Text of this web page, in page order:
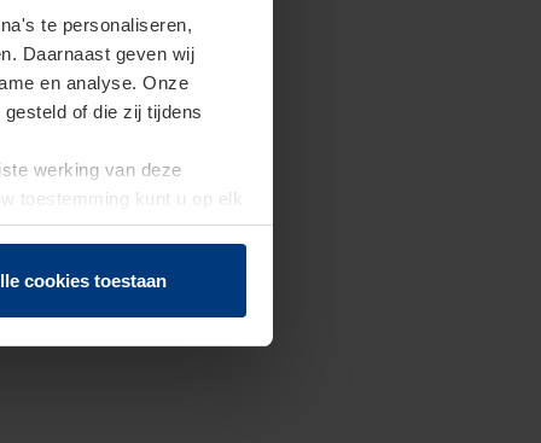
te personaliseren,
Daarnaast geven wij
en analyse. Onze
of die zij tijdens
werking van deze
toestemming kunt u op elk
herroepen.
cookies toestaan